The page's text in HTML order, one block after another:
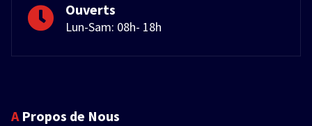
Ouverts
Lun-Sam: 08h- 18h
A Propos de Nous